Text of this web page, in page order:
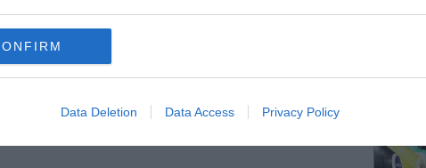
Data Deletion Data Access Privacy Policy